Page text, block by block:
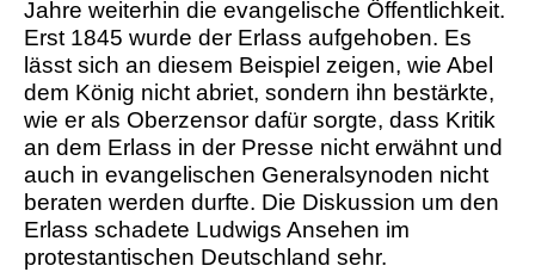
Jahre weiterhin die evangelische Öffentlichkeit.
Erst 1845 wurde der Erlass aufgehoben. Es
lässt sich an diesem Beispiel zeigen, wie Abel
dem König nicht abriet, sondern ihn bestärkte,
wie er als Oberzensor dafür sorgte, dass Kritik
an dem Erlass in der Presse nicht erwähnt und
auch in evangelischen Generalsynoden nicht
beraten werden durfte. Die Diskussion um den
Erlass schadete Ludwigs Ansehen im
protestantischen Deutschland sehr.